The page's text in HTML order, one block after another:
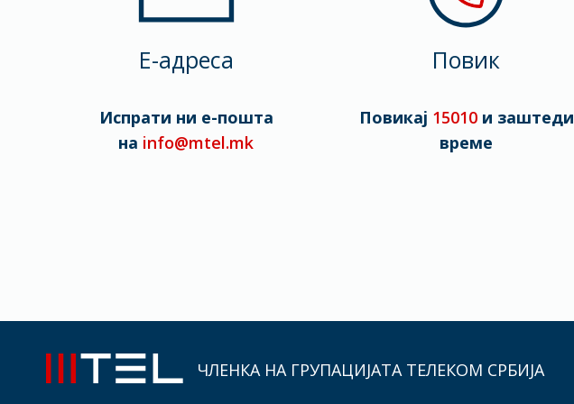
E-адреса
Испрати ни е-пошта
на info@mtel.mk
Повик
Повикај 15010и заштеди
време
ЧЛЕНКА НА ГРУПАЦИЈАТА ТЕЛЕКОМ СРБИЈА